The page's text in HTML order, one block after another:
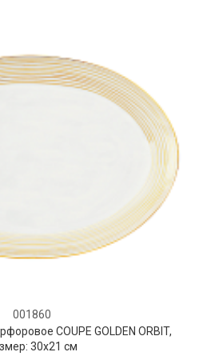
001860
COUPE GOLDEN ORBIT,
30х21 см